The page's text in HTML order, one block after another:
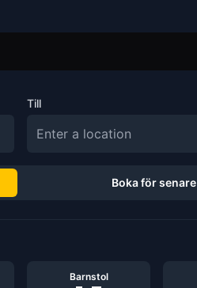
Till
Boka för senare
Barnstol